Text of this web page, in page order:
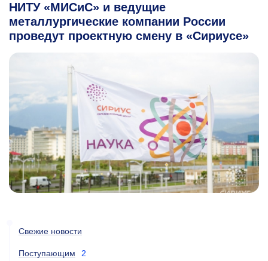
НИТУ «МИСиС» и ведущие
металлургические компании России
проведут проектную смену в «Сириусе»
Свежие новости
Поступающим 2